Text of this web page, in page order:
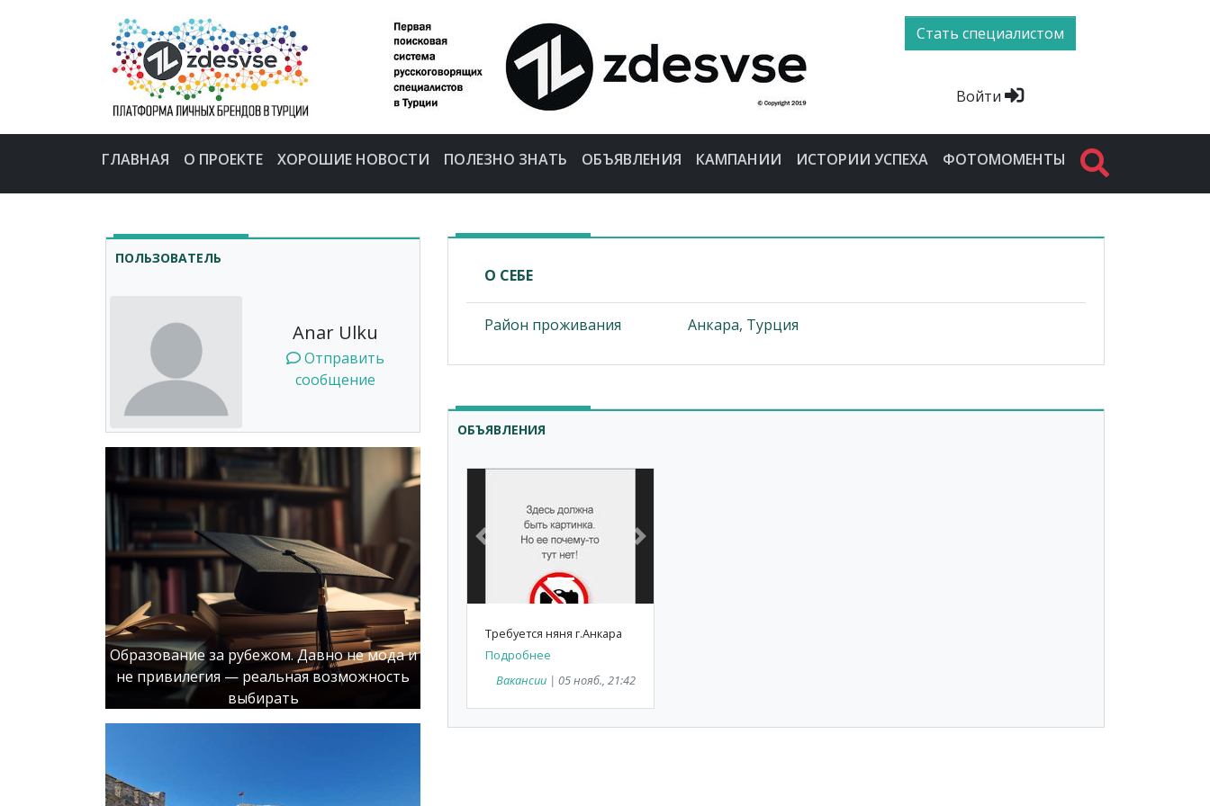
Стать специалистом
Войти
ГЛАВНАЯ О ПРОЕКТЕ ХОРОШИЕ НОВОСТИ ПОЛЕЗНО ЗНАТЬ ОБЪЯВЛЕНИЯ КАМПАНИИ ИСТОРИИ УСПЕХА ФОТОМОМЕНТЫ
ПОЛЬЗОВАТЕЛЬ
Anar Ulku
Отправить
сообщение
Образование за рубежом. Давно не мода и
не привилегия — реальная возможность
выбирать
О СЕБЕ
Район проживания Анкара, Турция
ОБЪЯВЛЕНИЯ
Previous Next
Требуется няня г.Анкара
Подробнее
Вакансии | 05 нояб., 21:42